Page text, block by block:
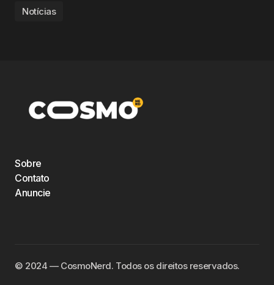
Notícias
Sobre
Contato
Anuncie
©️ 2024 — CosmoNerd. Todos os direitos reservados.